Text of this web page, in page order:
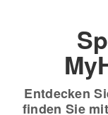
Entdecken
finden Sie